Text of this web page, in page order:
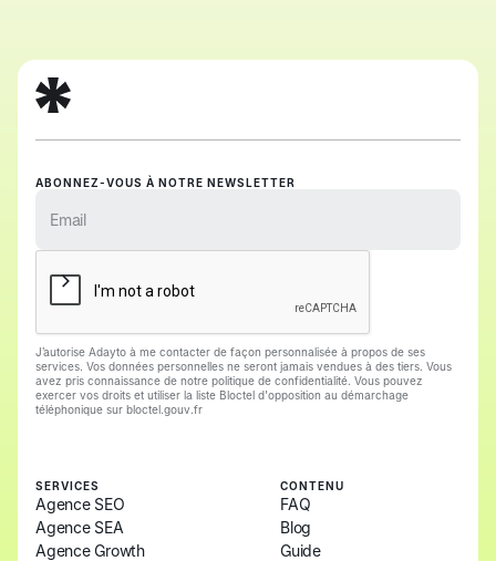
ABONNEZ-VOUS À NOTRE NEWSLETTER
J’autorise Adayto à me contacter de façon personnalisée à propos de ses
services. Vos données personnelles ne seront jamais vendues à des tiers. Vous
avez pris connaissance de notre politique de confidentialité. Vous pouvez
exercer vos droits et utiliser la liste Bloctel d'opposition au démarchage
téléphonique sur bloctel.gouv.fr
SERVICES
Agence SEO
Agence SEA
Agence Growth
CONTENU
FAQ
Blog
Guide